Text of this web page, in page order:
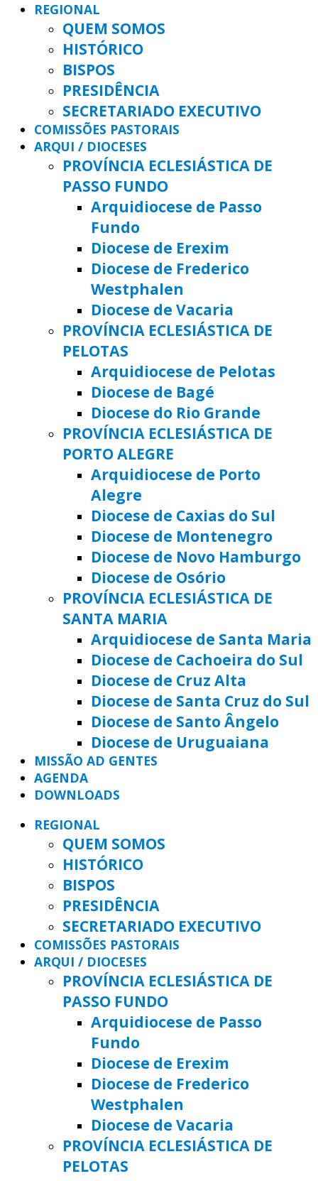
REGIONAL
QUEM SOMOS
HISTÓRICO
BISPOS
PRESIDÊNCIA
SECRETARIADO EXECUTIVO
COMISSÕES PASTORAIS
ARQUI / DIOCESES
PROVÍNCIA ECLESIÁSTICA DE
PASSO FUNDO
Arquidiocese de Passo
Fundo
Diocese de Erexim
Diocese de Frederico
Westphalen
Diocese de Vacaria
PROVÍNCIA ECLESIÁSTICA DE
PELOTAS
Arquidiocese de Pelotas
Diocese de Bagé
Diocese do Rio Grande
PROVÍNCIA ECLESIÁSTICA DE
PORTO ALEGRE
Arquidiocese de Porto
Alegre
Diocese de Caxias do Sul
Diocese de Montenegro
Diocese de Novo Hamburgo
Diocese de Osório
PROVÍNCIA ECLESIÁSTICA DE
SANTA MARIA
Arquidiocese de Santa Maria
Diocese de Cachoeira do Sul
Diocese de Cruz Alta
Diocese de Santa Cruz do Sul
Diocese de Santo Ângelo
Diocese de Uruguaiana
MISSÃO AD GENTES
AGENDA
DOWNLOADS
REGIONAL
QUEM SOMOS
HISTÓRICO
BISPOS
PRESIDÊNCIA
SECRETARIADO EXECUTIVO
COMISSÕES PASTORAIS
ARQUI / DIOCESES
PROVÍNCIA ECLESIÁSTICA DE
PASSO FUNDO
Arquidiocese de Passo
Fundo
Diocese de Erexim
Diocese de Frederico
Westphalen
Diocese de Vacaria
PROVÍNCIA ECLESIÁSTICA DE
PELOTAS